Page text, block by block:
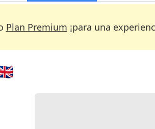
Plan Premium ¡para una